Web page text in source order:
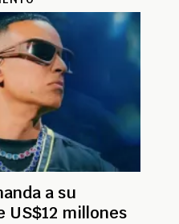
a su
US$12 millones